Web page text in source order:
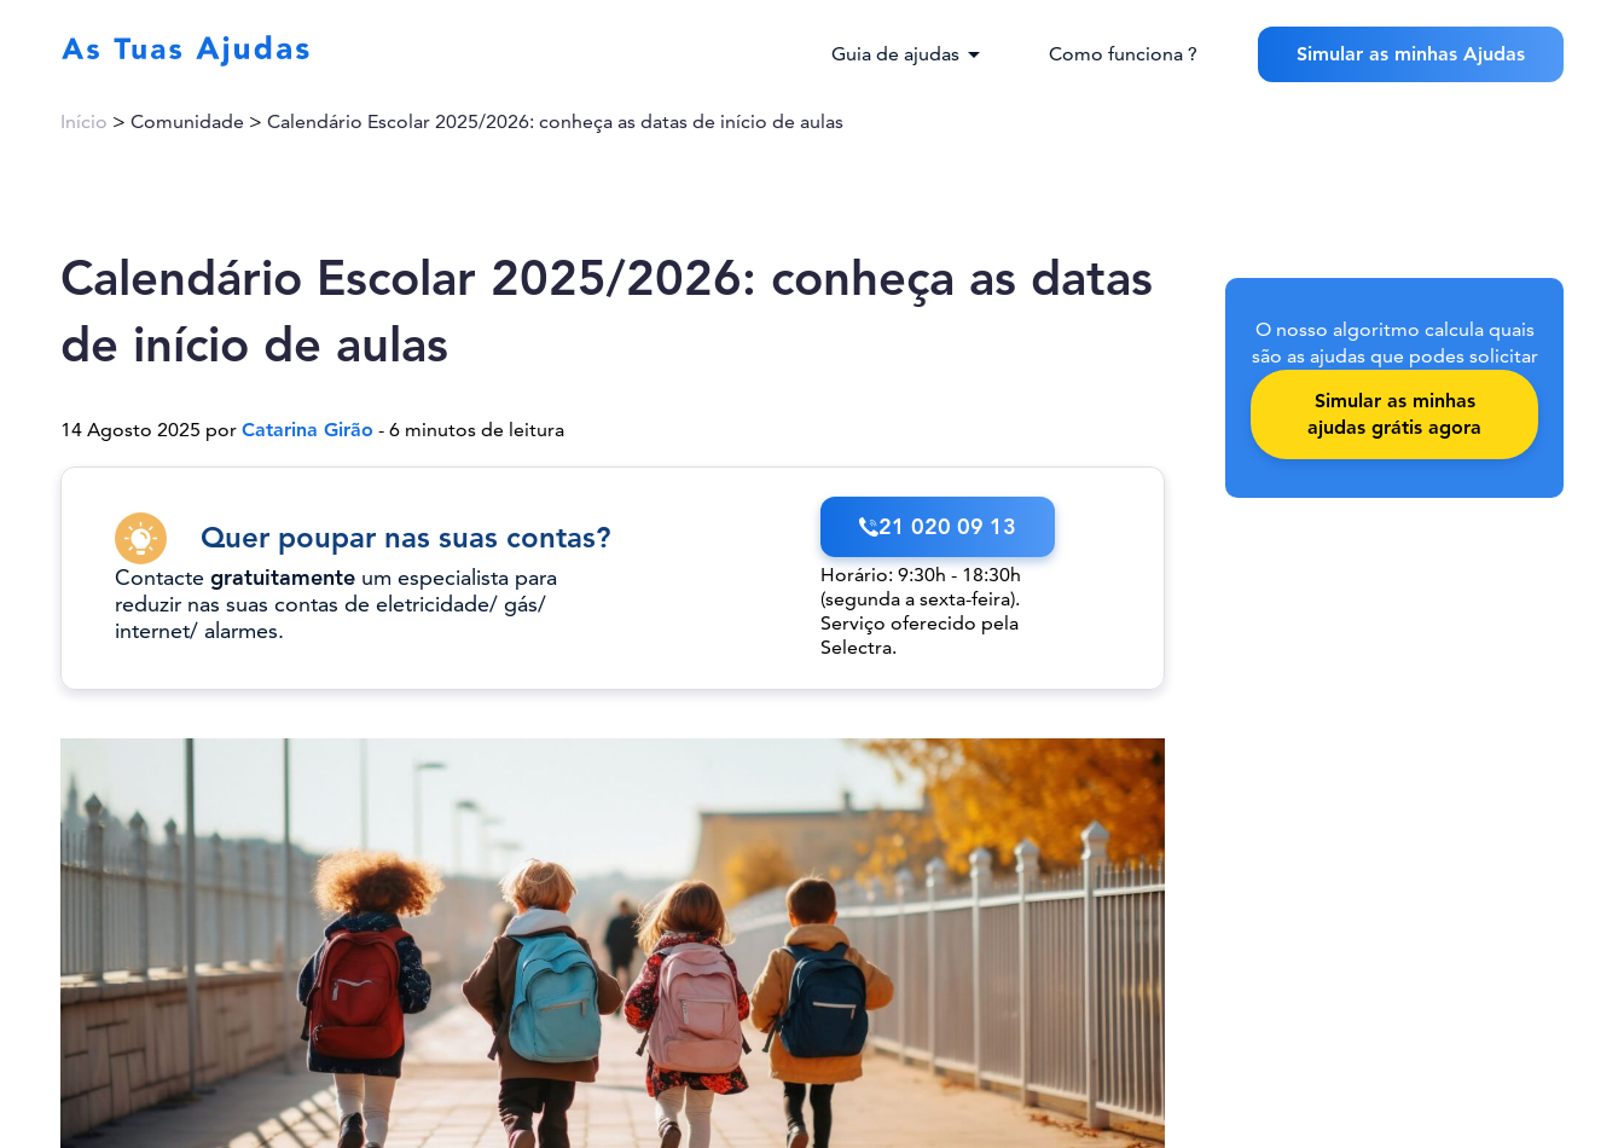
Guia de ajudas arrow_drop_down Como funciona ? Simular as minhas Ajudas
Início > Comunidade > Calendário Escolar 2025/2026: conheça as datas de início de aulas
Calendário Escolar 2025/2026: conheça as datas
de início de aulas
14 Agosto 2025 por Catarina Girão - 6 minutos de leitura
Quer poupar nas suas contas?
Contacte gratuitamente um especialista para
reduzir nas suas contas de eletricidade/ gás/
internet/ alarmes.
21 020 09 13
Horário: 9:30h - 18:30h
(segunda a sexta-feira).
Serviço oferecido pela
Selectra.
O nosso algoritmo calcula quais
são as ajudas que podes solicitar
Simular as minhas
ajudas grátis agora